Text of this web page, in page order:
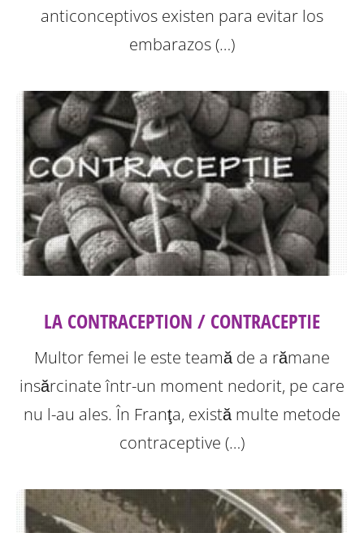
anticonceptivos existen para evitar los
embarazos (…)
LA CONTRACEPTION / CONTRACEPTIE
Multor femei le este teamă de a rămane
insărcinate într-un moment nedorit, pe care
nu l-au ales. În Franţa, există multe metode
contraceptive (…)